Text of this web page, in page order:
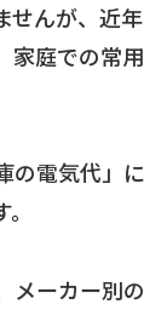
せんが、近年
家庭での常用
の電気代」に
メーカー別の